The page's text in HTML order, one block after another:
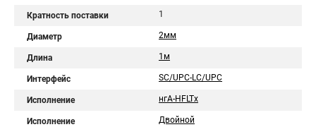
Кратность поставки 1
Диаметр 2мм
Длина 1м
Интерфейс SC/UPC-LC/UPC
Исполнение нгA-HFLTx
Исполнение Двойной